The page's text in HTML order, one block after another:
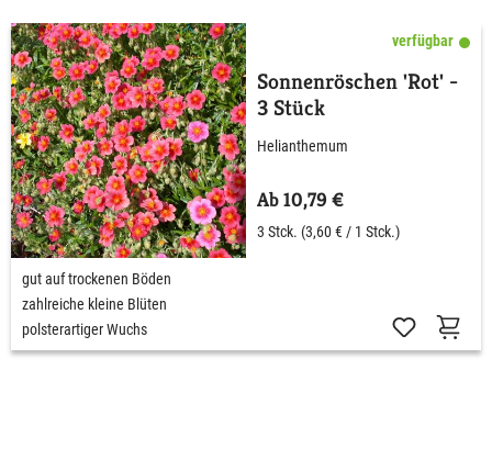
verfügbar
Sonnenröschen 'Rot' -
3 Stück
Helianthemum
Ab 10,79 €
3 Stck. (3,60 € / 1 Stck.)
gut auf trockenen Böden
zahlreiche kleine Blüten
polsterartiger Wuchs